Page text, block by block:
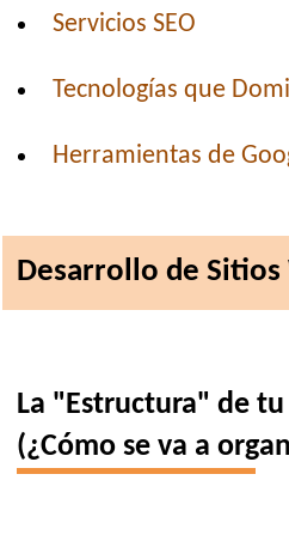
Servicios SEO
Tecnologías que
Herramientas de
Desarrollo de Sitios
La "Estructura" de
(¿Cómo se va a